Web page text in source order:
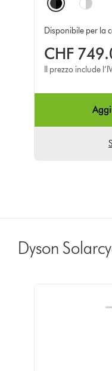
Disponibile per la
CHF
Il prezzo include
Dyson